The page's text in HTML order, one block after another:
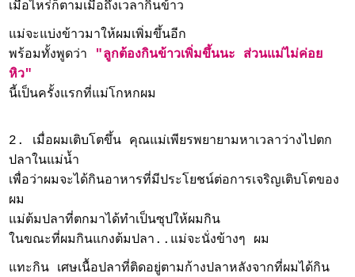
เมื่อไหร่ก็ตามเมื่อถึงเวลากินข้าว
แม่จะแบ่งข้าวมาให้ผมเพิ่มขึ้นอีก
พร้อมทั้งพูดว่า "ลูกต้องกินข้าวเพิ่มขึ้นนะ ส่วนแม่ไม่ค่อย
หิว"
นี้เป็นครั้งแรกที่แม่โกหกผม
2. เมื่อผมเติบโตขึ้น คุณแม่เพียรพยายามหาเวลาว่างไปตก
ปลาในแม่น้ำ
เพื่อว่าผมจะได้กินอาหารที่มีประโยชน์ต่อการเจริญเติบโตของ
ผม
แม่ต้มปลาที่ตกมาได้ทำเป็นซุปให้ผมกิน
ในขณะที่ผมกินแกงต้มปลา..แม่จะนั่งข้างๆ ผม
แทะกิน เศษเนื้อปลาที่ติดอยู่ตามก้างปลาหลังจากที่ผมได้กิน